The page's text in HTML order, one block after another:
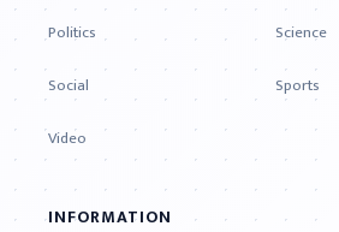
Politics
Science
Social
Sports
Video
INFORMATION